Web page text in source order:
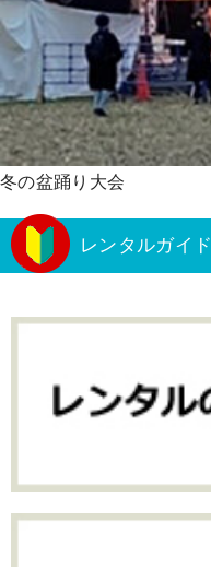
冬の盆踊り大会
レンタルガイド